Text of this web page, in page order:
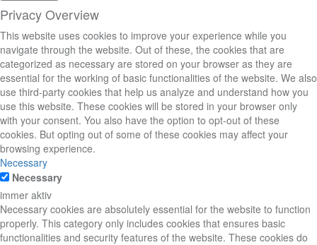
Privacy Overview
This website uses cookies to improve your experience while you
navigate through the website. Out of these, the cookies that are
categorized as necessary are stored on your browser as they are
essential for the working of basic functionalities of the website. We also
use third-party cookies that help us analyze and understand how you
use this website. These cookies will be stored in your browser only
with your consent. You also have the option to opt-out of these
cookies. But opting out of some of these cookies may affect your
browsing experience.
Necessary
Necessary
immer aktiv
Necessary cookies are absolutely essential for the website to function
properly. This category only includes cookies that ensures basic
functionalities and security features of the website. These cookies do